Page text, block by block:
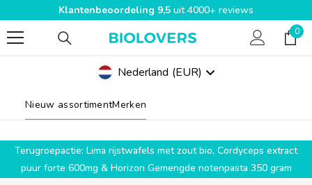
SPRING NAAR INHOUD
Klantenbeoordeling 9,5 uit 4000+ reviews
0
0
Geolocation Button Mobile: Nederland, EUR
Nederland (EUR)
Nieuw assortimentMerken
Terugroepactie: Lima rijstwafels met zout bio, Cordyceps extract
puur forte 600mg & Horizon Gemengde notenpasta 350 gram